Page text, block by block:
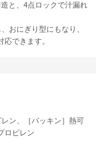
と、4点ロックで汁漏れ
おにぎり型にもなり、
できます。
ン、［パッキン］熱可
ロピレン